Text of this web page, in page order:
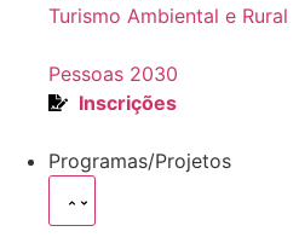
Turismo Ambiental e Rural
Pessoas 2030
Inscrições
Programas/Projetos